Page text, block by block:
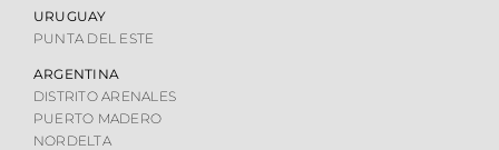
URUGUAY
PUNTA DEL ESTE
ARGENTINA
DISTRITO ARENALES
PUERTO MADERO
NORDELTA